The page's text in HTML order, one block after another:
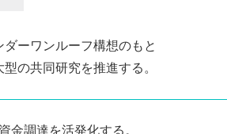
ーワンルーフ構想のもと
の共同研究を推進する。
金調達を活発化する。